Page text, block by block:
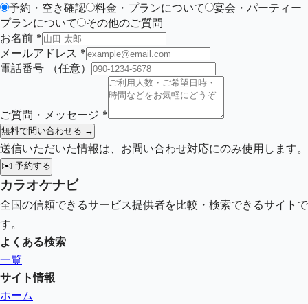
予約・空き確認
料金・プランについて
宴会・パーティー
プランについて
その他のご質問
お名前 *
メールアドレス *
電話番号
（任意）
ご質問・メッセージ *
無料で問い合わせる →
送信いただいた情報は、お問い合わせ対応にのみ使用します。
✉️ 予約する
カラオケナビ
全国の信頼できるサービス提供者を比較・検索できるサイトで
す。
よくある検索
一覧
サイト情報
ホーム